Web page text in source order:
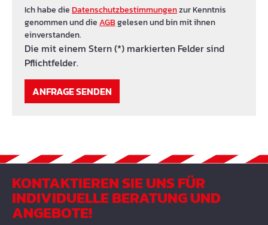
Ich habe dieDatenschutzbestimmungenzur Kenntnis
genommen und dieAGBgelesen und bin mit ihnen
einverstanden.
Die mit einem Stern (*) markierten Felder sind
Pflichtfelder.
ANFRAGE SENDEN
KONTAKTIEREN SIE UNS FÜR
INDIVIDUELLE BERATUNG UND
ANGEBOTE!